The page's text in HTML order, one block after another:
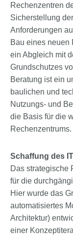
Rechenzentren
Sicherstellung
Anforderungen
Bau eines neuen
ein Abgleich mit
Grundschutzes
Beratung ist ein
baulichen und
Nutzungs- und
die Basis für die
Rechenzentrums.
Schaffung des
Das strategische
für die
Hier wurde das
automatisiertes
Architektur)
einer